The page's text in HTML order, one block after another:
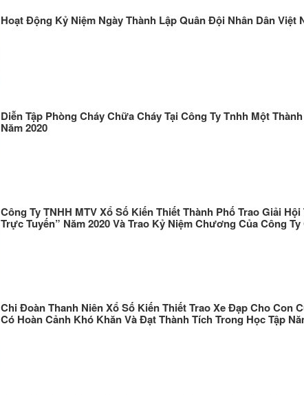
Hoạt Động Kỷ Niệm Ngày Thành Lập Quân Đội Nhân Dân Việt
Diễn Tập Phòng Cháy Chữa Cháy Tại Công Ty Tnhh Một
Năm 2020
Công Ty TNHH MTV Xổ Số Kiến Thiết Thành Phố Trao Giải
Trực Tuyến” Năm 2020 Và Trao Kỷ Niệm Chương Của Công
Chi Đoàn Thanh Niên Xổ Số Kiến Thiết Trao Xe Đạp Cho Con
Có Hoàn Cảnh Khó Khăn Và Đạt Thành Tích Trong Học Tập